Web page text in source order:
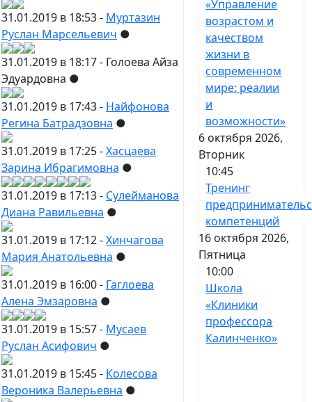
31.01.2019 в 18:53 - Муртазин
Руслан Марсельевич ●
31.01.2019 в 18:17 - Голоева Айза
Эдуардовна ●
31.01.2019 в 17:43 - Найфонова
Регина Батрадзовна ●
31.01.2019 в 17:25 -Хасцаева
Зарина Ибрагимовна ●
31.01.2019 в 17:13 - Сулейманова
Диана Равильевна ●
31.01.2019 в 17:12 -Хинчагова
Мария Анатольевна ●
31.01.2019 в 16:00 - Гаглоева
Алена Эмзаровна ●
31.01.2019 в 15:57 - Мусаев
Руслан Асифович ●
31.01.2019 в 15:45 - Колесова
Вероника Валерьевна ●
«Управление
возрастом и
качеством
жизни в
современном
мире: реалии
и
возможности»
6 октября 2026,
Вторник
10:45
Тренинг
компетенций
16 октября 2026,
Пятница
10:00
Школа
«Клиники
профессора
Калинченко»